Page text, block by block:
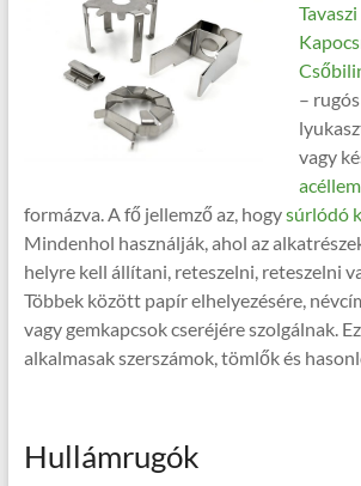
–
vagy
formázva. A fő jellemző az, hogysúrlódó
Mindenhol használják, ahol az
helyre kell állítani, reteszelni, reteszelni
Többek között papír elhelyezésére,
vagy gemkapcsok cseréjére szolgálnak.
alkalmasak szerszámok, tömlők és
Hullámrugók